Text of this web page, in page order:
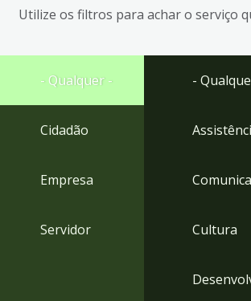
busca
Ir
rodapé
Utilize os filtros para achar o serviço
- Qualquer -
Cidadão
Empresa
Servidor
-
Cultura